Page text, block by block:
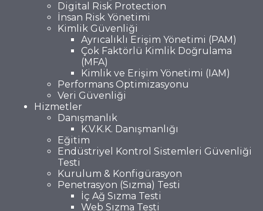
Digital Risk Protection
İnsan Risk Yönetimi
Kimlik Güvenliği
Ayrıcalıklı Erişim Yönetimi (PAM)
Çok Faktörlü Kimlik Doğrulama
(MFA)
Kimlik ve Erişim Yönetimi (IAM)
Performans Optimizasyonu
Veri Güvenliği
Hizmetler
Danışmanlık
K.V.K.K. Danışmanlığı
Eğitim
Endüstriyel Kontrol Sistemleri Güvenliği
Testi
Kurulum & Konfigürasyon
Penetrasyon (Sızma) Testi
İç Ağ Sızma Testi
Web Sızma Testi